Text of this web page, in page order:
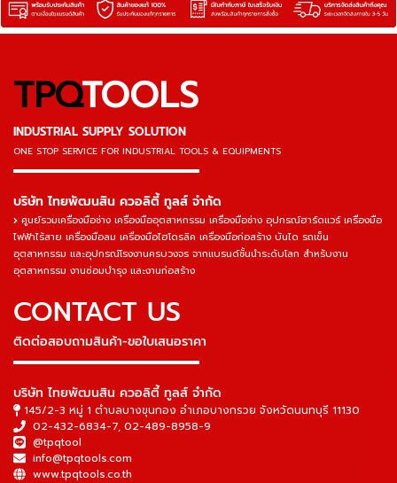
TPQTOOLS
INDUSTRIAL SUPPLY SOLUTION
ONE STOP SERVICE FOR INDUSTRIAL TOOLS & EQUIPMENTS
▬▬▬▬▬▬▬▬▬▬▬▬▬▬▬
บริษัท ไทยพัฒนสิน ควอลิตี้ ทูลส์ จำกัด
ศูนย์รวมเครื่องมือช่าง เครื่องมืออุตสาหกรรม เครื่องมือช่าง อุปกรณ์ฮาร์ดแวร์ เครื่องมือ
ไฟฟ้าไร้สาย เครื่องมือลม เครื่องมือไฮโดรลิค เครื่องมือก่อสร้าง บันได รถเข็น
อุตสาหกรรม และอุปกรณ์โรงงานครบวงจร จากแบรนด์ชั้นนำระดับโลก สำหรับงาน
อุตสาหกรรม งานซ่อมบำรุง และงานก่อสร้าง
CONTACT US
ติดต่อสอบถามสินค้า-ขอใบเสนอราคา
▬▬▬▬▬▬▬▬▬▬▬▬▬▬▬
บริษัท ไทยพัฒนสิน ควอลิตี้ ทูลส์ จำกัด
145/2-3 หมู่ 1 ตำบลบางขุนกอง อำเภอบางกรวย จังหวัดนนทบุรี 11130
02-432-6834-7, 02-489-8958-9
@tpqtool
info@tpqtools.com
www.tpqtools.co.th